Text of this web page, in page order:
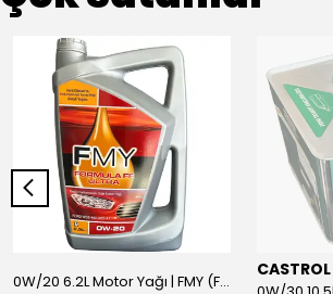
0W/20 6.2L Motor Yağı | FMY (Ford Motor Yağları)
CASTROL